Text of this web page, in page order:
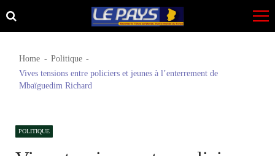
Skip
to
Skip
to
Home
Politique
Vives tensions entre policiers et jeunes à l’enterrement de
Mbaïguedim Richard
POLITIQUE